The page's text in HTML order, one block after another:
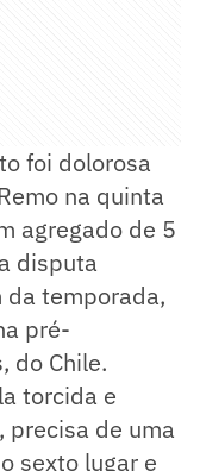
foi dolorosa
na quinta
agregado de 5
disputa
da temporada,
pré-
do Chile.
torcida e
precisa de uma
sexto lugar e